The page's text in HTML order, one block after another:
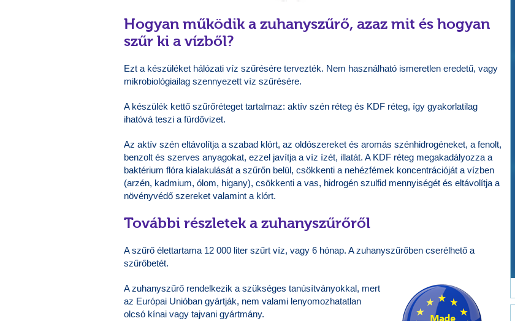
Hogyan működik a zuhanyszűrő, azaz mit és hogyan
szűr ki a vízből?
Ezt a készüléket hálózati víz szűrésére tervezték. Nem használható ismeretlen eredetű, vagy
mikrobiológiailag szennyezett víz szűrésére.
A készülék kettő szűrőréteget tartalmaz: aktív szén réteg és KDF réteg, így gyakorlatilag
ihatóvá teszi a fürdővizet.
Az aktív szén eltávolítja a szabad klórt, az oldószereket és aromás szénhidrogéneket, a fenolt,
benzolt és szerves anyagokat, ezzel javítja a víz ízét, illatát. A KDF réteg megakadályozza a
baktérium flóra kialakulását a szűrőn belül, csökkenti a nehézfémek koncentrációját a vízben
(arzén, kadmium, ólom, higany), csökkenti a vas, hidrogén szulfid mennyiségét és eltávolítja a
növényvédő szereket valamint a klórt.
További részletek a zuhanyszűrőről
A szűrő élettartama 12 000 liter szűrt víz, vagy 6 hónap. A zuhanyszűrőben cserélhető a
szűrőbetét.
A zuhanyszűrő rendelkezik a szükséges tanúsítványokkal, mert
az Európai Unióban gyártják, nem valami lenyomozhatatlan
olcsó kínai vagy tajvani gyártmány.